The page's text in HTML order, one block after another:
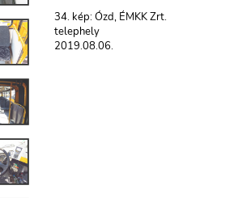
34. kép: Ózd, ÉMKK Zrt.
telephely
2019.08.06.